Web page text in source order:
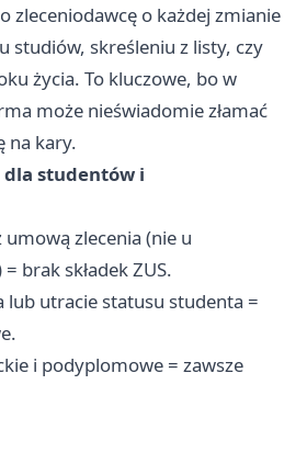
zleceniodawcę o każdej zmianie
studiów, skreśleniu z listy, czy
życia. To kluczowe, bo w
może nieświadomie złamać
na kary.
studentów i
zlecenia (nie u
brak składek ZUS.
lub utracie statusu studenta =
i podyplomowe = zawsze